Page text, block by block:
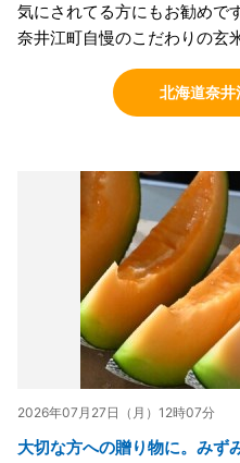
気にされてる方にもお勧めで
奈井江町自慢のこだわりの玄
北海道奈
2026年07月27日（月）12時07分
大切な方への贈り物に。みず